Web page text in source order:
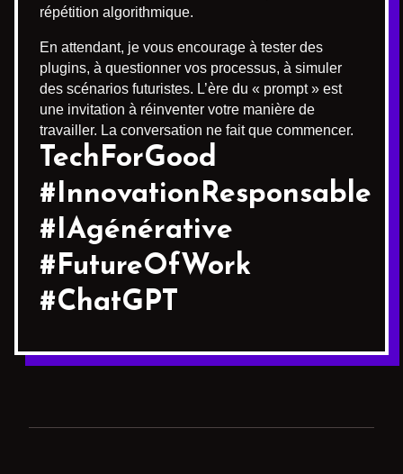
répétition algorithmique.
En attendant, je vous encourage à tester des
plugins, à questionner vos processus, à simuler
des scénarios futuristes. L’ère du « prompt » est
une invitation à réinventer votre manière de
travailler. La conversation ne fait que commencer.
TechForGood
#InnovationResponsable
#IAgénérative
#FutureOfWork
#ChatGPT